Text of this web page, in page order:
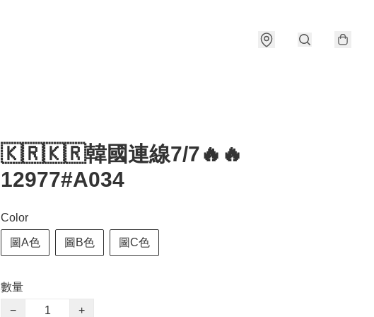
🇰🇷🇰🇷韓國連線7/7🔥🔥
12977#A034
Color
圖A色 圖B色 圖C色
數量
−
+